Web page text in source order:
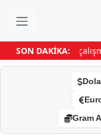
SON DAKİKA:
yol yapım
Gram